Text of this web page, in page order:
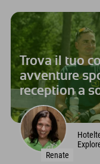
Trova il tuo
avventure
reception a
Renate